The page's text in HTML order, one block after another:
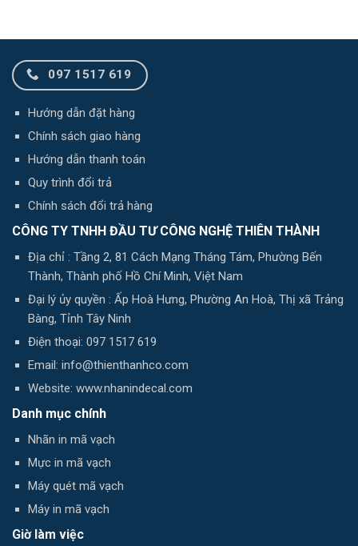
097 1517 619
Hướng dẫn đặt hàng
Chính sách giao hàng
Hướng dẫn thanh toán
Quy trình đổi trả
Chính sách đổi trả hàng
CÔNG TY TNHH ĐẦU TƯ CÔNG NGHỆ THIÊN THÀNH
Địa chỉ : Tầng 2, 81 Cách Mạng Tháng Tám, Phường Bến
Thành, Thành phố Hồ Chí Minh, Việt Nam
Đại lý ủy quyền : Ấp Hoà Hưng, Phường An Hoà, Thị xã Trảng
Bàng, Tỉnh Tây Ninh
Điện thoại: 097 1517 619
Email: info@thienthanhco.com
Website: www.nhanindecal.com
Danh mục chính
Nhãn in mã vạch
Mực in mã vạch
Máy quét mã vạch
Máy in mã vạch
Giờ làm việc